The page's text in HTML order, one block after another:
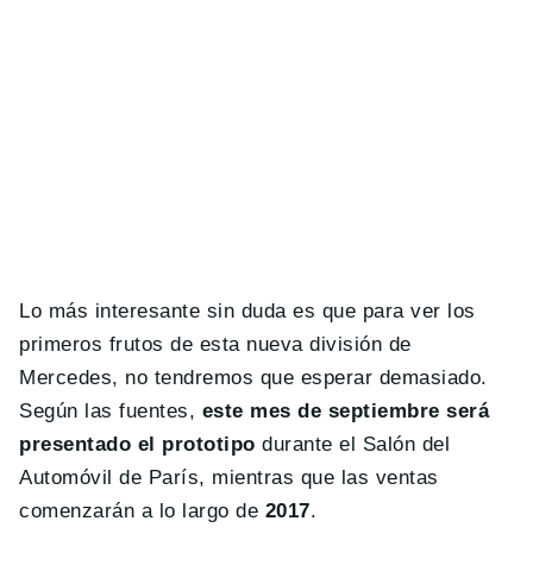
Lo más interesante sin duda es que para ver los
primeros frutos de esta nueva división de
Mercedes, no tendremos que esperar demasiado.
Según las fuentes, este mes de septiembre será
presentado el prototipo durante el Salón del
Automóvil de París, mientras que las ventas
comenzarán a lo largo de 2017.